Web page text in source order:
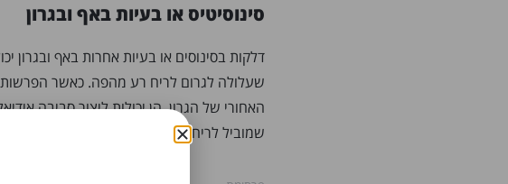
סינוסיטיס או בעיות באף ובגרון
דלקות בסינוסים או בעיות אחרות באף ובגרון
שעלולה לגרום לריח רע מהפה. כאשר הפרשות
האחורי של הגרון, הן יכולות ליצור סביבה
שמוביל לריח רע.